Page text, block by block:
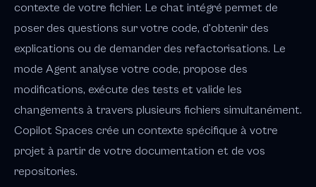
contexte de votre fichier. Le chat intégré permet de
poser des questions sur votre code, d'obtenir des
explications ou de demander des refactorisations. Le
mode Agent analyse votre code, propose des
modifications, exécute des tests et valide les
changements à travers plusieurs fichiers simultanément.
Copilot Spaces crée un contexte spécifique à votre
projet à partir de votre documentation et de vos
repositories.